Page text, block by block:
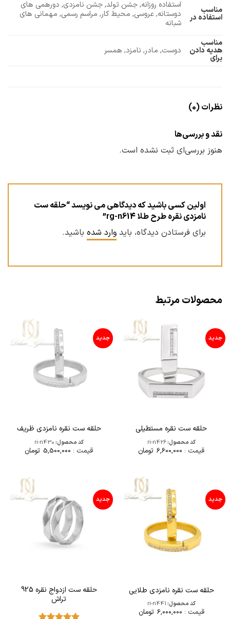
مناسب
استفاده در
استفاده روزانه, جشن تولد, جشن نامزدی, دورهمی های
دوستانه, عروسی, محیط کار, مراسم رسمی, مهمانی های
شبانه
مناسب
هدیه دادن
برای
دوست, مادر, نامزد, همسر
نظرات (0)
نقد و بررسی‌ها
هنوز بررسی‌ای ثبت نشده است.
اولین کسی باشید که دیدگاهی می نویسد “حلقه ست
نامزدی نقره طرح طلا rg-n614”
برای فرستادن دیدگاه، باید وارد شده باشید.
محصولات مرتبط
جدید
حلقه ست نقره مستطیلی
کد محصول:ri-n426
قیمت : 6,600,000 تومان
جدید
حلقه ست نقره نامزدی ظریف
کد محصول:ri-n430
قیمت : 5,500,000 تومان
جدید
حلقه ست نقره نامزدی طلایی
کد محصول:ri-n441
قیمت : 6,000,000 تومان
جدید
حلقه ست ازدواج نقره 925
تراش